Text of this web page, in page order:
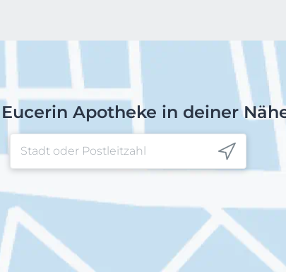
Apotheke in deiner